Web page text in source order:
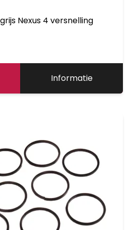
Nexus 4 versnelling
Informatie